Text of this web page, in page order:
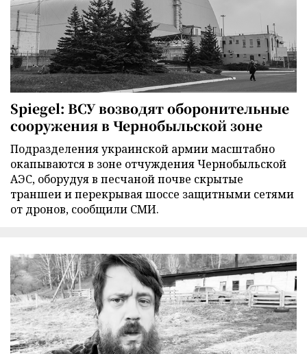
Spiegel: ВСУ возводят оборонительные
сооружения в Чернобыльской зоне
Подразделения украинской армии масштабно
окапываются в зоне отчуждения Чернобыльской
АЭС, оборудуя в песчаной почве скрытые
траншеи и перекрывая шоссе защитными сетями
от дронов, сообщили СМИ.